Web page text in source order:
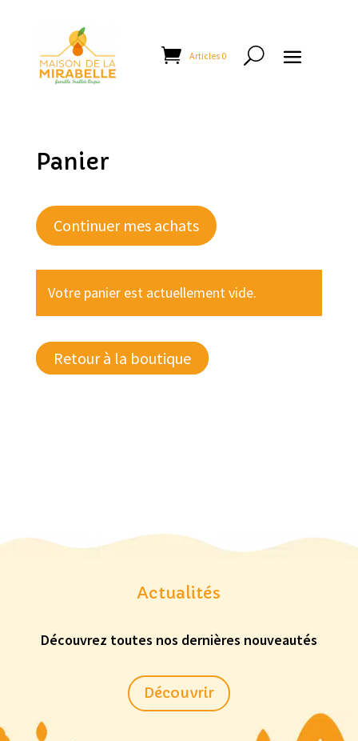
Articles 0
Panier
Continuer mes achats
Votre panier est actuellement vide.
Retour à la boutique
Actualités
Découvrez toutes nos dernières nouveautés
Découvrir